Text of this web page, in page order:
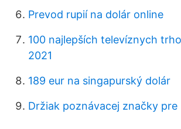
Prevod rupií na dolár online
100 najlepších televíznych
2021
189 eur na singapurský dolár
Držiak poznávacej značky pre